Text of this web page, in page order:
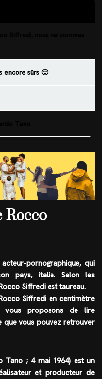
encore sûrs 🙂
Rocco
acteur-pornographique, qui
pays, italie. Selon les
Siffredi esttaureau.
Siffredi en centimètre
proposons de lire
que vous pouvez retrouver
Tano ; 4 mai 1964) est un
et producteur de